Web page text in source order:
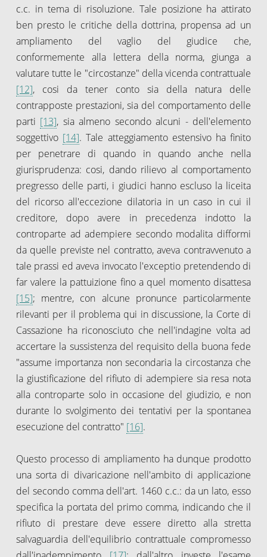
c.c. in tema di risoluzione. Tale posizione ha attirato
ben presto le critiche della dottrina, propensa ad un
ampliamento del vaglio del giudice che,
conformemente alla lettera della norma, giunga a
valutare tutte le "circostanze" della vicenda contrattuale
[12], cosi da tener conto sia della natura delle
contrapposte prestazioni, sia del comportamento delle
parti [13], sia almeno secondo alcuni - dell'elemento
soggettivo [14]. Tale atteggiamento estensivo ha finito
per penetrare di quando in quando anche nella
giurisprudenza: cosi, dando rilievo al comportamento
pregresso delle parti, i giudici hanno escluso la liceita
del ricorso all'eccezione dilatoria in un caso in cui il
creditore, dopo avere in precedenza indotto la
controparte ad adempiere secondo modalita difformi
da quelle previste nel contratto, aveva contravvenuto a
tale prassi ed aveva invocato l'exceptio pretendendo di
far valere la pattuizione fino a quel momento disattesa
[15]; mentre, con alcune pronunce particolarmente
rilevanti per il problema qui in discussione, la Corte di
Cassazione ha riconosciuto che nell'indagine volta ad
accertare la sussistenza del requisito della buona fede
"assume importanza non secondaria la circostanza che
la giustificazione del rifiuto di adempiere sia resa nota
alla controparte solo in occasione del giudizio, e non
durante lo svolgimento dei tentativi per la spontanea
esecuzione del contratto" [16].
Questo processo di ampliamento ha dunque prodotto
una sorta di divaricazione nell'ambito di applicazione
del secondo comma dell'art. 1460 c.c.: da un lato, esso
specifica la portata del primo comma, indicando che il
rifiuto di prestare deve essere diretto alla stretta
salvaguardia dell'equilibrio contrattuale compromesso